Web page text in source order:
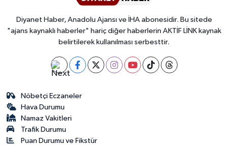
Diyanet Haber, Anadolu Ajansı ve İHA abonesidir. Bu sitede
"ajans kaynaklı haberler" hariç diğer haberlerin AKTİF LİNK kaynak
belirtilerek kullanılması serbesttir.
Nöbetçi Eczaneler
Hava Durumu
Namaz Vakitleri
Trafik Durumu
Puan Durumu ve Fikstür